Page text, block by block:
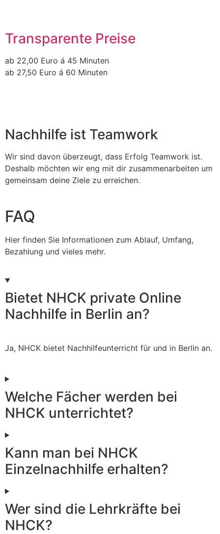
Transparente Preise
ab 22,00 Euro á 45 Minuten
ab 27,50 Euro á 60 Minuten
Nachhilfe ist Teamwork
Wir sind davon überzeugt, dass Erfolg Teamwork ist.
Deshalb möchten wir eng mit dir zusammenarbeiten um
gemeinsam deine Ziele zu erreichen.
FAQ
Hier finden Sie Informationen zum Ablauf, Umfang,
Bezahlung und vieles mehr.
Bietet NHCK private Online
Nachhilfe in Berlin an?
Ja, NHCK bietet Nachhilfeunterricht für und in Berlin an.
Welche Fächer werden bei
NHCK unterrichtet?
Kann man bei NHCK
Einzelnachhilfe erhalten?
Wer sind die Lehrkräfte bei
NHCK?